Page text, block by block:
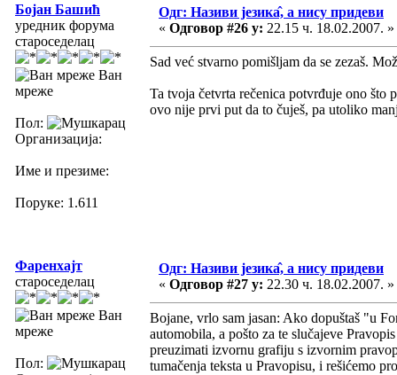
Бојан Башић
уредник форума
староседелац
Ван
мреже
Пол:
Организација:
Име и презиме:
Поруке: 1.611
Одг: Називи језика̂, а нису придеви
« Одговор #26 у: 22.15 ч. 18.02.2007. »
Sad već stvarno pomišljam da se zezaš.
Ta tvoja četvrta rečenica potvrđuje ono
ovo nije prvi put da to čuješ, pa utoliko
Фаренхајт
староседелац
Ван
мреже
Пол:
Одг: Називи језика̂, а нису придеви
« Одговор #27 у: 22.30 ч. 18.02.2007. »
Bojane, vrlo sam jasan: Ako dopuštaš "u
automobila, a pošto za te slučajeve
preuzimati izvornu grafiju s izvornim
tumačenja teksta u Pravopisu, i rešićemo